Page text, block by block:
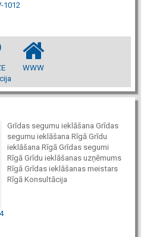
1012
WWW
Grīdas segumu ieklāšana Grīdas
segumu ieklāšana Rīgā Grīdu
ieklāšana Rīgā Grīdas segumi
Rīgā Grīdu ieklāšanas uzņēmums
Rīgā Grīdas ieklāšanas meistars
Rīgā Konsultācija